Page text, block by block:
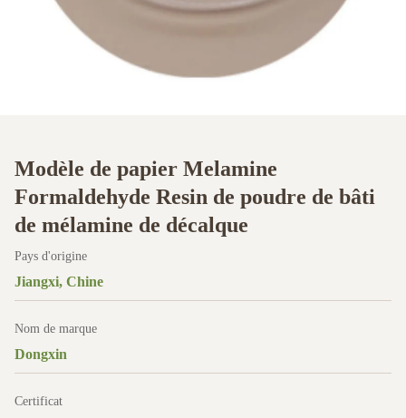
Modèle de papier Melamine
Formaldehyde Resin de poudre de bâti
de mélamine de décalque
Pays d'origine
Jiangxi, Chine
Nom de marque
Dongxin
Certificat